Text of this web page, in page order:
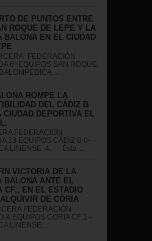
DE PUNTOS ENTRE
ROQUE DE LEPE Y LA
BALONA EN EL CIUDAD
FEDERACIÓN
6ª EQUIPOS SAN ROQUE
...
ROMPE LA
DEL CÁDIZ B
CIUDAD DEPORTIVA EL
FEDERACIÓN
13 EQUIPOS CÁDIZ B 0-
LINENSE 4. Ésta ...
VICTORIA DE LA
BALONA ANTE EL
CF., EN EL ESTADIO
DE CÓRIA
FEDERACIÓN
X EQUIPOS CORIA CF 1 -
LINENSE ...